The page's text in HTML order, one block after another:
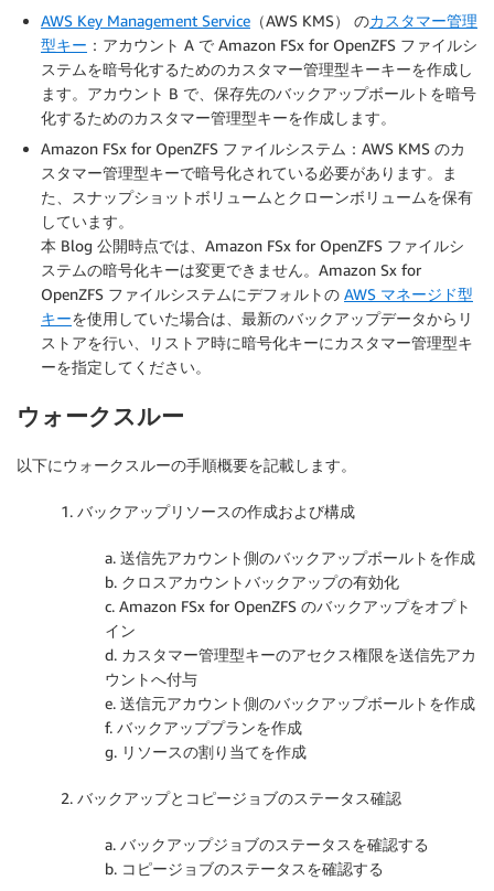
AWS Key Management Service （AWS KMS） のカスタマー管理
型キー ：アカウント A で Amazon FSx for OpenZFS ファイルシ
ステムを暗号化するためのカスタマー管理型キーキーを作成し
ます。アカウント B で、保存先のバックアップボールトを暗号
化するためのカスタマー管理型キーを作成します。
Amazon FSx for OpenZFS ファイルシステム：AWS KMS のカ
スタマー管理型キーで暗号化されている必要があります。ま
た、スナップショットボリュームとクローンボリュームを保有
しています。
本 Blog 公開時点では、Amazon FSx for OpenZFS ファイルシ
ステムの暗号化キーは変更できません。Amazon Sx for
OpenZFS ファイルシステムにデフォルトの AWS マネージド型
キーを使用していた場合は、最新のバックアップデータからリ
ストアを行い、リストア時に暗号化キーにカスタマー管理型キ
ーを指定してください。
ウォークスルー
以下にウォークスルーの手順概要を記載します。
1. バックアップリソースの作成および構成
a. 送信先アカウント側のバックアップボールトを作成
b. クロスアカウントバックアップの有効化
c. Amazon FSx for OpenZFS のバックアップをオプト
イン
d. カスタマー管理型キーのアセクス権限を送信先アカ
ウントへ付与
e. 送信元アカウント側のバックアップボールトを作成
f. バックアッププランを作成
g. リソースの割り当てを作成
2. バックアップとコピージョブのステータス確認
a. バックアップジョブのステータスを確認する
b. コピージョブのステータスを確認する